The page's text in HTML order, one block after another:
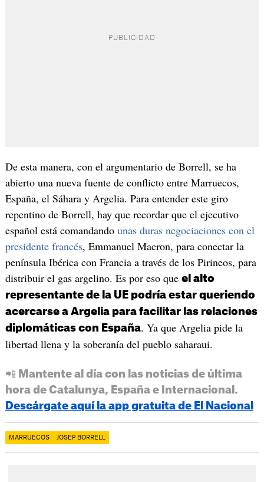
De esta manera, con el argumentario de Borrell, se ha
abierto una nueva fuente de conflicto entre Marruecos,
España, el Sáhara y Argelia. Para entender este giro
repentino de Borrell, hay que recordar que el ejecutivo
español está comandando unas duras negociaciones con el
presidente francés, Emmanuel Macron, para conectar la
península Ibérica con Francia a través de los Pirineos, para
distribuir el gas argelino. Es por eso que el alto
representante de la UE podría estar queriendo
acercarse a Argelia para facilitar las relaciones
diplomáticas con España. Ya que Argelia pide la
libertad llena y la soberanía del pueblo saharaui.
📲 Mantente al día con las noticias de última
hora de Catalunya, España e Internacional.
Descárgate aquí la app gratuita de El Nacional
MARRUECOS JOSEP BORRELL